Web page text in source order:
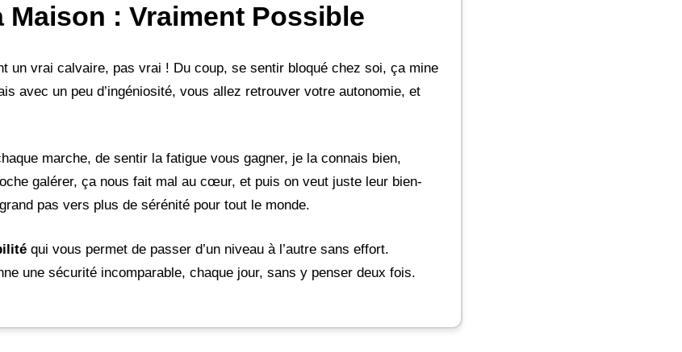
: Vraiment Possible
un vrai calvaire, pas vrai ! Du coup, se sentir bloqué chez soi, ça mine
avec un peu d’ingéniosité, vous allez retrouver votre autonomie, et
marche, de sentir la fatigue vous gagner, je la connais bien,
galérer, ça nous fait mal au cœur, et puis on veut juste leur bien-
pas vers plus de sérénité pour tout le monde.
qui vous permet de passer d’un niveau à l’autre sans effort.
une sécurité incomparable, chaque jour, sans y penser deux fois.